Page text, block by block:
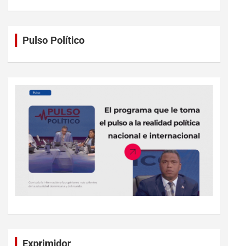
Pulso Político
Exprimidor